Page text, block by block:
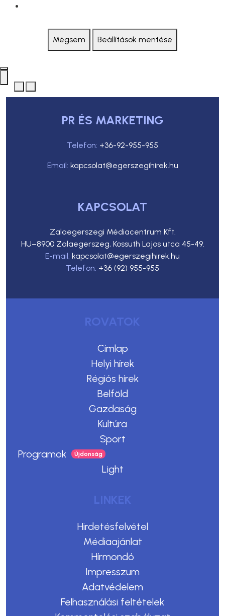
Mégsem Beállítások mentése
PR ÉS MARKETING
Telefon: +36-92-955-955
Email: kapcsolat@egerszegihirek.hu
KAPCSOLAT
Zalaegerszegi Médiacentrum Kft.
HU–8900 Zalaegerszeg, Kossuth Lajos utca 45-49.
E-mail: kapcsolat@egerszegihirek.hu
Telefon: +36 (92) 955-955
ROVATOK
Címlap
Helyi hírek
Régiós hírek
Belföld
Gazdaság
Kultúra
Sport
Programok
Light
LINKEK
Hirdetésfelvétel
Médiaajánlat
Hírmondó
Impresszum
Adatvédelem
Felhasználási feltételek